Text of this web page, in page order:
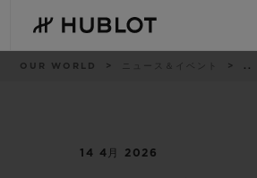
main
content
パ
OUR WORLD ニュース＆イベント ..
14 4月 2026
最近の検索